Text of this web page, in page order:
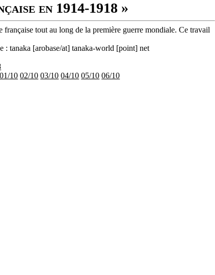
en 1914-1918 »
tout au long de la première guerre mondiale. Ce travail
: tanaka [arobase/at] tanaka-world [point] net
01/10 02/10 03/10 04/10 05/10 06/10